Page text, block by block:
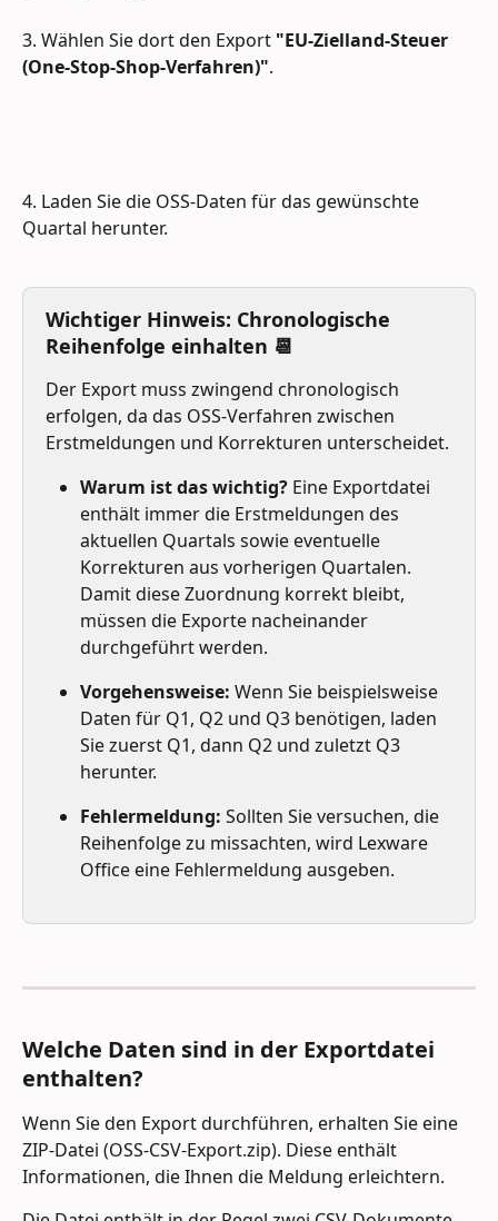
3. Wählen Sie dort den Export "EU-Zielland-Steuer
(One-Stop-Shop-Verfahren)".
4. Laden Sie die OSS-Daten für das gewünschte
Quartal herunter.
Wichtiger Hinweis: Chronologische
Reihenfolge einhalten 📆
Der Export muss zwingend chronologisch
erfolgen, da das OSS-Verfahren zwischen
Erstmeldungen und Korrekturen unterscheidet.
Warum ist das wichtig? Eine Exportdatei
enthält immer die Erstmeldungen des
aktuellen Quartals sowie eventuelle
Korrekturen aus vorherigen Quartalen.
Damit diese Zuordnung korrekt bleibt,
müssen die Exporte nacheinander
durchgeführt werden.
Vorgehensweise: Wenn Sie beispielsweise
Daten für Q1, Q2 und Q3 benötigen, laden
Sie zuerst Q1, dann Q2 und zuletzt Q3
herunter.
Fehlermeldung: Sollten Sie versuchen, die
Reihenfolge zu missachten, wird Lexware
Office eine Fehlermeldung ausgeben.
Welche Daten sind in der Exportdatei
enthalten?
Wenn Sie den Export durchführen, erhalten Sie eine
ZIP-Datei (OSS-CSV-Export.zip). Diese enthält
Informationen, die Ihnen die Meldung erleichtern.